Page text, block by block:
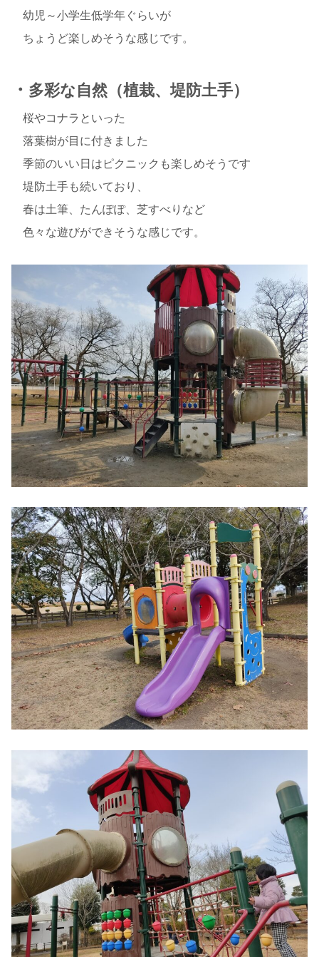
幼児～小学生低学年ぐらいが
ちょうど楽しめそうな感じです。
・ 多彩な自然（植栽、堤防土手）
桜やコナラといった
落葉樹が目に付きました
季節のいい日はピクニックも楽しめそうです
堤防土手も続いており、
春は土筆、たんぽぽ、芝すべりなど
色々な遊びができそうな感じです。